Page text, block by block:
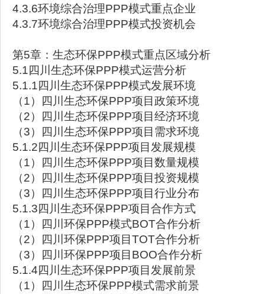
4.3.6环境综合治理PPP模式重点企业
4.3.7环境综合治理PPP模式投资机会
第5章：生态环保PPP模式重点区域分析
5.1四川生态环保PPP模式运营分析
5.1.1四川生态环保PPP模式发展环境
（1）四川生态环保PPP项目政策环境
（2）四川生态环保PPP项目经济环境
（3）四川生态环保PPP项目需求环境
5.1.2四川生态环保PPP项目发展规模
（1）四川生态环保PPP项目数量规模
（2）四川生态环保PPP项目投资规模
（3）四川生态环保PPP项目行业分布
5.1.3四川生态环保PPP项目合作方式
（1）四川环保PPP模式BOT合作分析
（2）四川环保PPP项目TOT合作分析
（3）四川环保PPP项目BOO合作分析
5.1.4四川生态环保PPP项目发展前景
（1）四川生态环保PPP模式需求前景